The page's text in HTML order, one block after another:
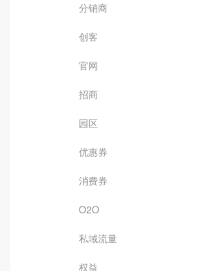
分销商
创客
官网
招商
园区
优惠券
消费券
O2O
私域流量
权益